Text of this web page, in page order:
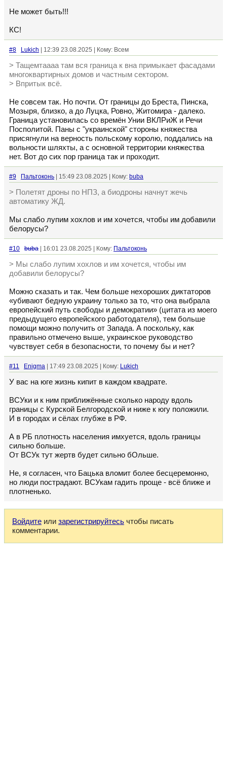
Не может быть!!!
КС!
#8 Lukich | 12:39 23.08.2025 | Кому: Всем
> Тащемтаааа там вся граница к вна примыкает фасадами
многоквартирных домов и частным сектором.
> Впритык всё.
Не совсем так. Но почти. От границы до Бреста, Пинска,
Мозыря, близко, а до Луцка, Ровно, Житомира - далеко.
Граница установилась со времён Унии ВКЛРиЖ и Речи
Посполитой. Паны с "украинской" стороны княжества
присягнули на верность польскому королю, поддались на
вольности шляхты, а с основной территории княжества
нет. Вот до сих пор граница так и проходит.
#9 Пальтоконь | 15:49 23.08.2025 | Кому: buba
> Полетят дроны по НПЗ, а биодроны начнут жечь
автоматику ЖД.
Мы слабо лупим хохлов и им хочется, чтобы им добавили
белорусы?
#10 buba | 16:01 23.08.2025 | Кому: Пальтоконь
> Мы слабо лупим хохлов и им хочется, чтобы им
добавили белорусы?
Можно сказать и так. Чем больше нехороших диктаторов
«убивают бедную украину только за то, что она выбрала
европейский путь свободы и демократии» (цитата из моего
предыдущего европейского работодателя), тем больше
помощи можно получить от Запада. А поскольку, как
правильно отмечено выше, украинское руководство
чувствует себя в безопасности, то почему бы и нет?
#11 Enigma | 17:49 23.08.2025 | Кому: Lukich
У вас на юге жизнь кипит в каждом квадрате.
ВСУки и к ним приближённые сколько народу вдоль
границы с Курской Белгородской и ниже к югу положили.
И в городах и сёлах глубже в РФ.
А в РБ плотность населения имхуется, вдоль границы
сильно больше.
От ВСУк тут жертв будет сильно бОльше.
Не, я согласен, что Бацька вломит более бесцеремонно,
но люди пострадают. ВСУкам гадить проще - всё ближе и
плотненько.
Войдите или зарегистрируйтесь чтобы писать
комментарии.